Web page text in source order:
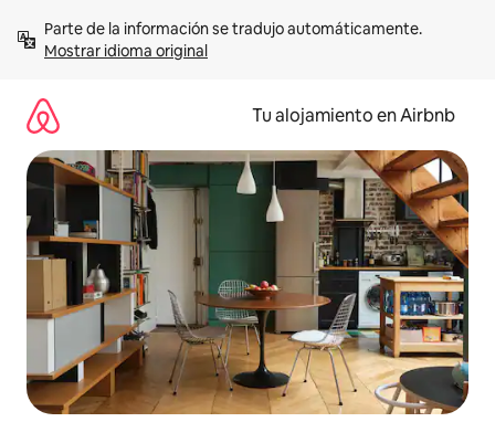
contenidoMostrar idioma original
Tu alojamiento en Airbnb